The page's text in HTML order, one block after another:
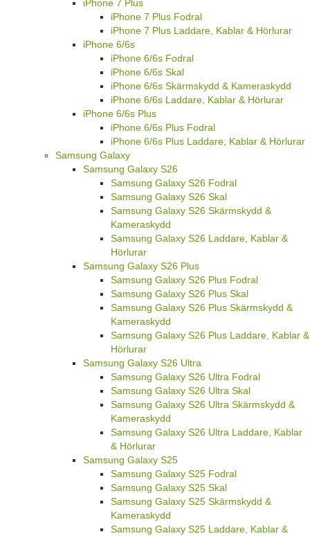
iPhone 7 Plus
iPhone 7 Plus Fodral
iPhone 7 Plus Laddare, Kablar & Hörlurar
iPhone 6/6s
iPhone 6/6s Fodral
iPhone 6/6s Skal
iPhone 6/6s Skärmskydd & Kameraskydd
iPhone 6/6s Laddare, Kablar & Hörlurar
iPhone 6/6s Plus
iPhone 6/6s Plus Fodral
iPhone 6/6s Plus Laddare, Kablar & Hörlurar
Samsung Galaxy
Samsung Galaxy S26
Samsung Galaxy S26 Fodral
Samsung Galaxy S26 Skal
Samsung Galaxy S26 Skärmskydd &
Kameraskydd
Samsung Galaxy S26 Laddare, Kablar &
Hörlurar
Samsung Galaxy S26 Plus
Samsung Galaxy S26 Plus Fodral
Samsung Galaxy S26 Plus Skal
Samsung Galaxy S26 Plus Skärmskydd &
Kameraskydd
Samsung Galaxy S26 Plus Laddare, Kablar &
Hörlurar
Samsung Galaxy S26 Ultra
Samsung Galaxy S26 Ultra Fodral
Samsung Galaxy S26 Ultra Skal
Samsung Galaxy S26 Ultra Skärmskydd &
Kameraskydd
Samsung Galaxy S26 Ultra Laddare, Kablar
& Hörlurar
Samsung Galaxy S25
Samsung Galaxy S25 Fodral
Samsung Galaxy S25 Skal
Samsung Galaxy S25 Skärmskydd &
Kameraskydd
Samsung Galaxy S25 Laddare, Kablar &